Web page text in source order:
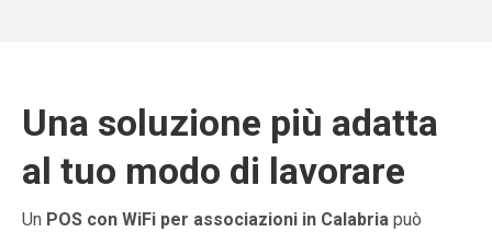
Una soluzione più adatta
al tuo modo di lavorare
Un POS con WiFi per associazioni in Calabria può